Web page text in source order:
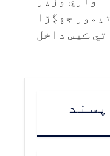
تيمور جهڳڙا
تي ڪيس داخل